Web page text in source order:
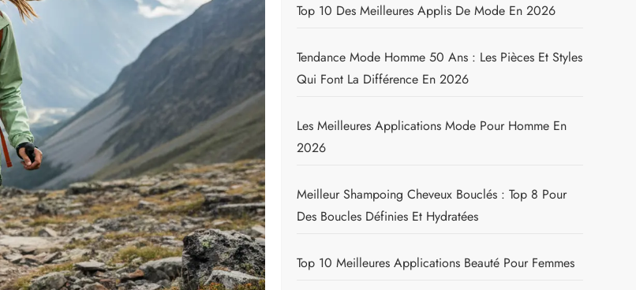
Top 10 Des Meilleures Applis De Mode En 2026
Tendance Mode Homme 50 Ans : Les Pièces Et Styles
Qui Font La Différence En 2026
Les Meilleures Applications Mode Pour Homme En
2026
Meilleur Shampoing Cheveux Bouclés : Top 8 Pour
Des Boucles Définies Et Hydratées
Top 10 Meilleures Applications Beauté Pour Femmes